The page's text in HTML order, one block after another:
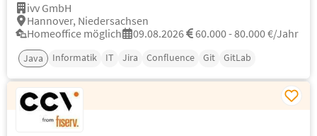
ivv GmbH
Hannover, Niedersachsen
Homeoffice möglich
09.08.2026 60.000 - 80.000 €/Jahr
Java Informatik IT Jira Confluence Git GitLab